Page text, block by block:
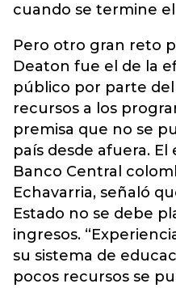
cuando se termine
Pero otro gran reto
Deaton fue el de la
público por parte
recursos a los
premisa que no se
país desde afuera. El
Banco Central
Echavarria, señaló
Estado no se debe
ingresos.
su sistema de
pocos recursos se